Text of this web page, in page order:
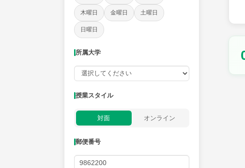
木曜日 金曜日 土曜日
日曜日
所属大学
授業スタイル
対面 オンライン
郵便番号
数学 現代文 古典
時給：¥1,000 ～ ¥10,000
授業可能日
月曜日 火曜日
距離：15km以内